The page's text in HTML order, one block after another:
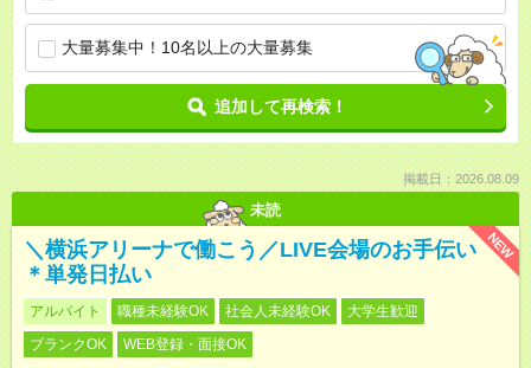
大量募集中！10名以上の大量募集
追加して再検索！
掲載日：2026.08.09
未読
NEW
＼横浜アリーナで働こう／LIVE会場のお手伝い
＊単発日払い
アルバイト 職種未経験OK 社会人未経験OK
大学生歓迎
ブランクOK
WEB登録・面接OK